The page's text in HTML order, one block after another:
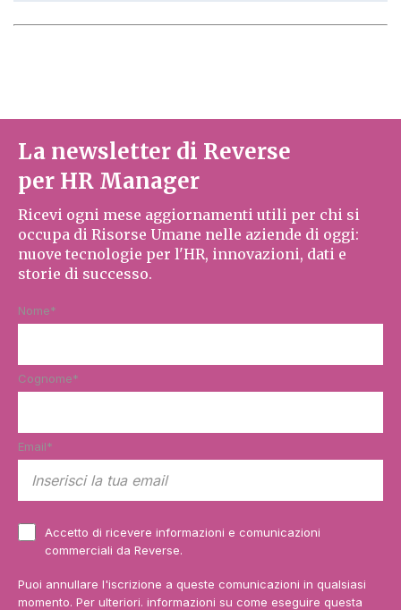
La newsletter di Reverse
per HR Manager
Ricevi ogni mese aggiornamenti utili per chi si
occupa di Risorse Umane nelle aziende di oggi:
nuove tecnologie per l'HR, innovazioni, dati e
storie di successo.
Nome*
Cognome*
Email*
Accetto di ricevere informazioni e comunicazioni
commerciali da Reverse.
Puoi annullare l'iscrizione a queste comunicazioni in qualsiasi
momento. Per ulteriori. informazioni su come eseguire questa